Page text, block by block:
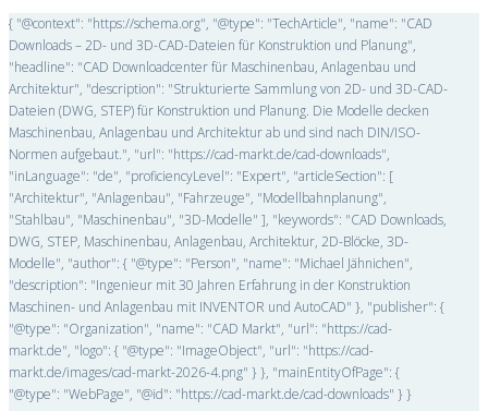
{ "@context": "https://schema.org", "@type": "TechArticle", "name": "CAD
Downloads – 2D- und 3D-CAD-Dateien für Konstruktion und Planung",
"headline": "CAD Downloadcenter für Maschinenbau, Anlagenbau und
Architektur", "description": "Strukturierte Sammlung von 2D- und 3D-CAD-
Dateien (DWG, STEP) für Konstruktion und Planung. Die Modelle decken
Maschinenbau, Anlagenbau und Architektur ab und sind nach DIN/ISO-
Normen aufgebaut.", "url": "https://cad-markt.de/cad-downloads",
"inLanguage": "de", "proficiencyLevel": "Expert", "articleSection": [
"Architektur", "Anlagenbau", "Fahrzeuge", "Modellbahnplanung",
"Stahlbau", "Maschinenbau", "3D-Modelle" ], "keywords": "CAD Downloads,
DWG, STEP, Maschinenbau, Anlagenbau, Architektur, 2D-Blöcke, 3D-
Modelle", "author": { "@type": "Person", "name": "Michael Jähnichen",
"description": "Ingenieur mit 30 Jahren Erfahrung in der Konstruktion
Maschinen- und Anlagenbau mit INVENTOR und AutoCAD" }, "publisher": {
"@type": "Organization", "name": "CAD Markt", "url": "https://cad-
markt.de", "logo": { "@type": "ImageObject", "url": "https://cad-
markt.de/images/cad-markt-2026-4.png" } }, "mainEntityOfPage": {
"@type": "WebPage", "@id": "https://cad-markt.de/cad-downloads" } }